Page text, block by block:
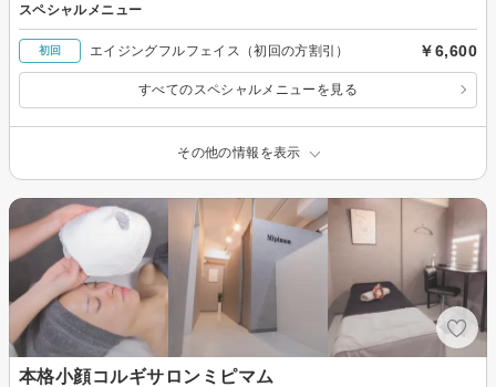
スペシャルメニュー
初回 エイジングフルフェイス（初回の方割引） ￥6,600
すべてのスペシャルメニューを見る
その他の情報を表示
本格小顔コルギサロンミピマム